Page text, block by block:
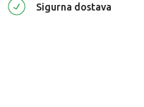
Sigurna dostava